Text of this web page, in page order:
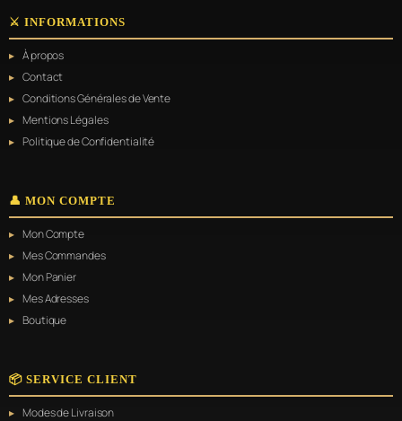
Les
options
peuvent
être
sur
la
page
⚔️ INFORMATIONS
À propos
Contact
Conditions Générales de Vente
Mentions Légales
Politique de Confidentialité
👤 MON COMPTE
Mon Compte
Mes Commandes
Mon Panier
Mes Adresses
Boutique
📦 SERVICE CLIENT
Modes de Livraison